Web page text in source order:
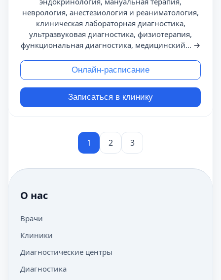
неврология, анестезиология и реаниматология,
клиническая лабораторная диагностика,
ультразвуковая диагностика, физиотерапия,
функциональная диагностика, медицинский... →
Онлайн-расписание
Записаться в клинику
1 2 3
О нас
Врачи
Клиники
Диагностические центры
Диагностика